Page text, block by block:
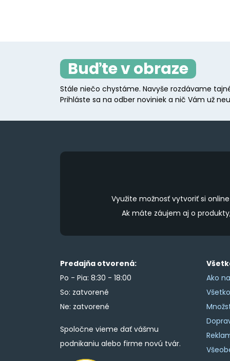
options
be
chosen
Buďte v obraze
Stále niečo chystáme. Navyše rozdávame
Prihláste sa na odber noviniek a nič Vám už
Využite možnosť vytvoriť si
Ak máte záujem aj o
Predajňa otvorená:
Po - Pia: 8:30 - 18:00
So: zatvorené
Ne: zatvorené
Spoločne vieme dať vášmu
podnikaniu alebo firme novú tvár.
Ako